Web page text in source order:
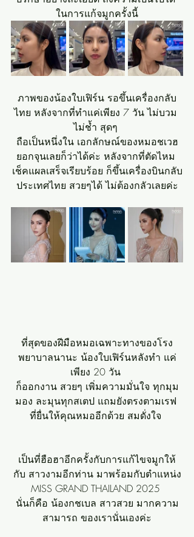
ในการแก้จมูกครั้งนี้
ภาพของน้องใบเฟิร์น รอขึ้นเครื่องกลับ
ไทย หลังจากที่ทำแค่เพียง 7 วัน ไม่บวม
ไม่ช้ำ สุดๆ
ถือเป็นหนึ่งใน เอกลักษณ์ของหมอชเวฮ
ยอกจุนเลยก็ว่าได้ค่ะ หลังจากที่ตัดไหม
เช็คแผลเสร็จเรียบร้อย ก็ขึ้นเครื่องบินกลับ
ประเทศไทย สวยๆได้ ไม่ต้องกลัวเลยค่ะ
ที่สุดของฝีมือหมอเฉพาะทางของโรง
พยาบาลนานะ น้องใบเฟิร์นหลังทำ แค่
เพียง 20 วัน
ก็ออกงาน สวยๆ เพิ่มความมั่นใจ ทุกมุม
มอง ละมุนทุกสเตป แถมยังตรงตามเรฟ
ที่ยื่นให้คุณหมออีกด้วย สมดั่งใจ
เป็นที่ฮือฮาอีกครั้งกับการแก้ไขจมูกให้
กับ สาวงามอีกท่าน มาพร้อมกับตำแหน่ง
MISS GRAND THAILAND 2025
นั่นก็คือ น้องกชเบล สาวสวย มากความ
สามารถ ของเรานั่นเองค่ะ